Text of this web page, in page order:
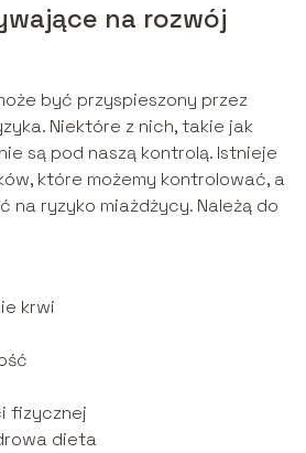
na rozwój
być przyspieszony przez
Niektóre z nich, takie jak
są pod naszą kontrolą. Istnieje
które możemy kontrolować, a
na ryzyko miażdżycy. Należą do
krwi
fizycznej
dieta